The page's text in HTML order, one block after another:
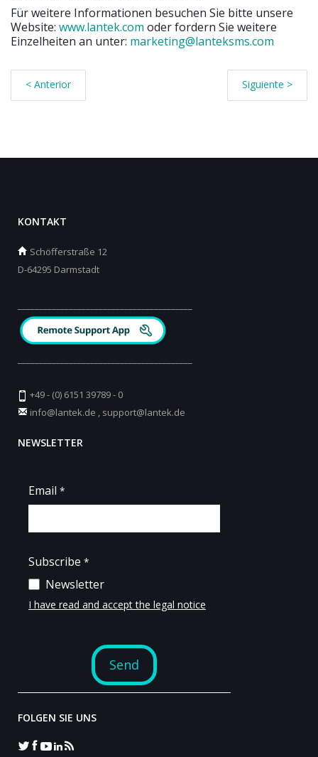
Für weitere Informationen besuchen Sie bitte unsere
Website: www.lantek.com oder fordern Sie weitere
Einzelheiten an unter: marketing@lanteksms.com
< Anterior Siguiente >
KONTAKT
Schöfferstraße 12
D-64295 Darmstadt
+49 - (0) 6151 39789 - 0
info@lantek.de , support@lantek.de
NEWSLETTER
FOLGEN SIE UNS